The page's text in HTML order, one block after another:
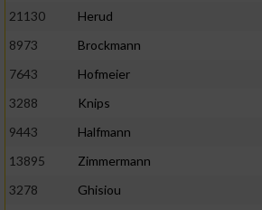
21130
Herud
8973
Brockmann
7643
Hofmeier
3288
Knips
9443
Halfmann
13895
Zimmermann
3278
Ghisiou